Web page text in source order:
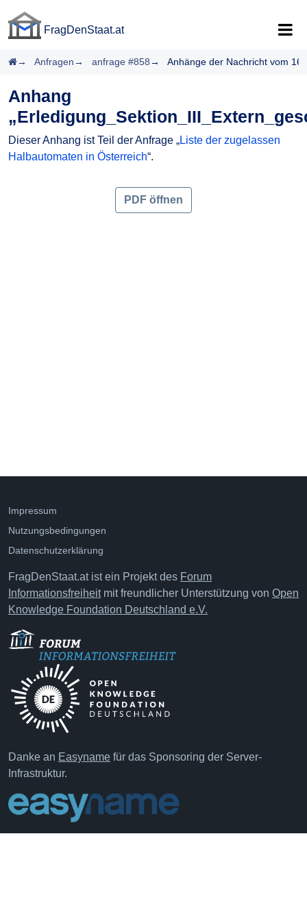
FragDenStaat.at
Startseite
Anfragen anfrage #858 Anhänge der Nachricht vom
Anhang
Dieser Anhang ist Teil der Anfrage „Liste der zugelassen
Halbautomaten in Österreich“.
PDF öffnen
Impressum
Nutzungsbedingungen
Datenschutzerklärung
FragDenStaat.at ist ein Projekt des Forum
Informationsfreiheitmit freundlicher Unterstützung von Open
Knowledge Foundation Deutschland e.V.
Danke an Easyname für das Sponsoring der Server-
Infrastruktur.